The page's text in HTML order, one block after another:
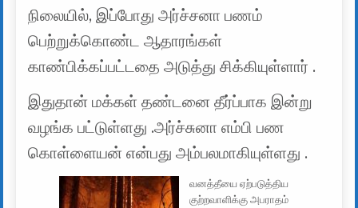
நிலையில், இப்போது அர்ச்சனா பணம்
பெற்றுக்கொண்ட ஆதாரங்கள்
காண்பிக்கப்பட்டதை அடுத்து சிக்கியுள்ளார் .
இதுதான் மக்கள் தண்டனை தீர்ப்பாக இன்று
வழங்க பட்டுள்ளது .அர்ச்சுனா எம்பி பண
கொள்ளையன் என்பது அம்பலமாகியுள்ளது .
வனத்தீயை ஏற்படுத்திய
குற்றவாளிக்கு அபராதம்